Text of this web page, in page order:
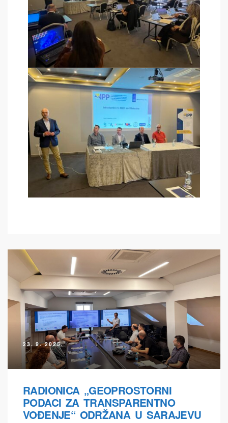
23. 9. 2025.
RADIONICA „GEOPROSTORNI
PODACI ZA TRANSPARENTNO
VOĐENJE“ ODRŽANA U SARAJEVU